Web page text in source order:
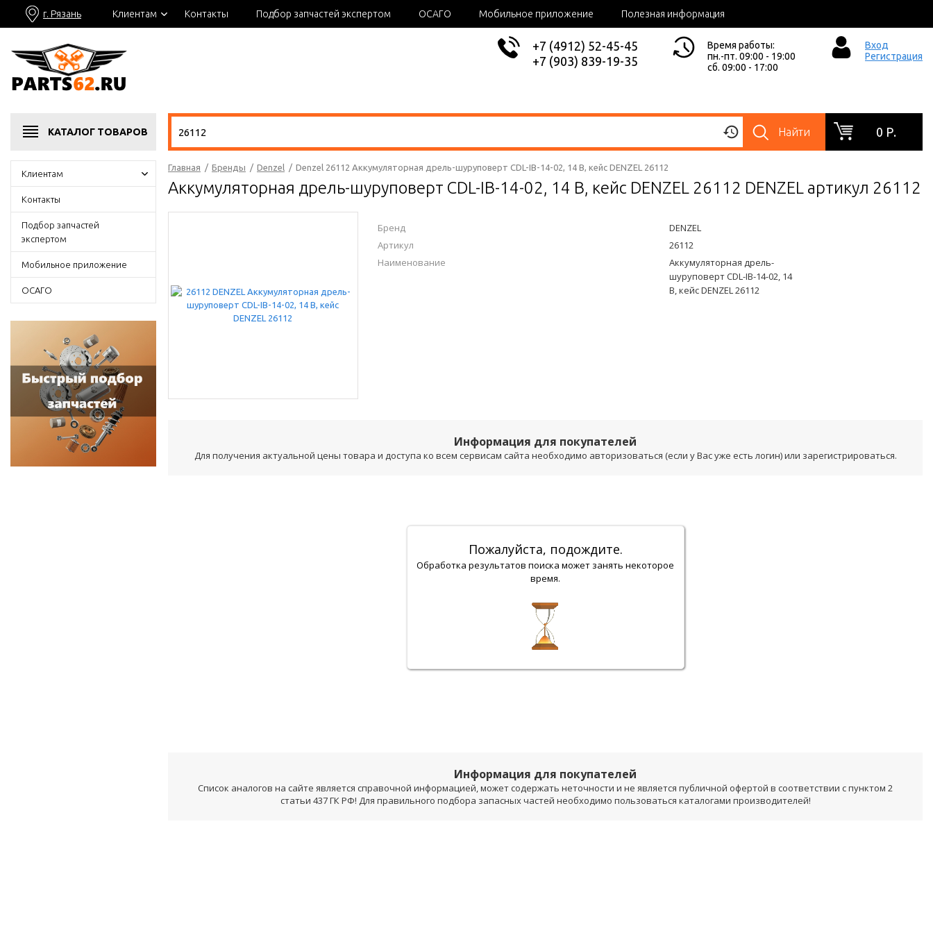
г. Рязань Клиентам Контакты Подбор запчастей экспертом ОСАГО Мобильное приложение Полезная информация
+7 (4912) 52-45-45
+7 (903) 839-19-35
Время работы:
пн.-пт. 09:00 - 19:00
сб. 09:00 - 17:00
Вход
Регистрация
КАТАЛОГ ТОВАРОВ Найти 0 Р.
Клиентам
Контакты
Подбор запчастей
экспертом
Мобильное приложение
ОСАГО
Главная / Бренды / Denzel / Denzel 26112 Аккумуляторная дрель-шуруповерт CDL-IB-14-02, 14 В, кейс DENZEL 26112
Аккумуляторная дрель-шуруповерт CDL-IB-14-02, 14 В, кейс DENZEL 26112 DENZEL артикул 26112
Бренд
DENZEL
Артикул
26112
Наименование
Аккумуляторная дрель-
шуруповерт CDL-IB-14-02, 14
В, кейс DENZEL 26112
Информация для покупателей
Для получения актуальной цены товара и доступа ко всем сервисам сайта необходимо авторизоваться (если у Вас уже есть логин) или зарегистрироваться.
Пожалуйста, подождите.
Обработка результатов поиска может занять некоторое
время.
Информация для покупателей
Список аналогов на сайте является справочной информацией, может содержать неточности и не является публичной офертой в соответствии с пунктом 2
статьи 437 ГК РФ! Для правильного подбора запасных частей необходимо пользоваться каталогами производителей!